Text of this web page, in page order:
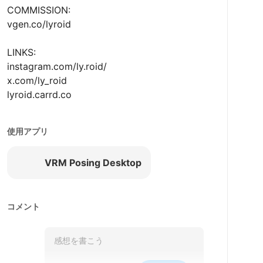
COMMISSION:
vgen.co/lyroid
LINKS:
instagram.com/ly.roid/
x.com/ly_roid
lyroid.carrd.co
使用アプリ
VRM Posing Desktop
コメント